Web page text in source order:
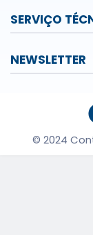
SERVIÇO
NEWSLETTER
© 2024